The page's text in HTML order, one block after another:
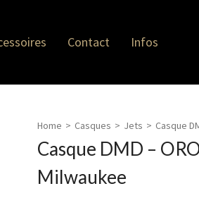
Contact Infos
Home > Casques > Jets > Casque
Casque DMD –
Milwaukee